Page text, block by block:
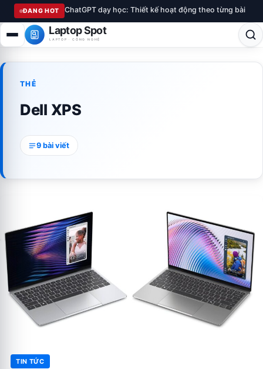
ĐANG HOT ChatGPT dạy học: Thiết kế hoạt động theo từng bài
Laptop Spot
LAPTOP · CÔNG NGHỆ
THẺ
Dell XPS
9 bài viết
TIN TỨC